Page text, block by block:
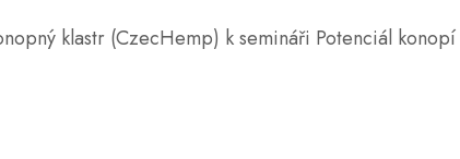
klastr (CzecHemp) k semináři Potenciál konopí